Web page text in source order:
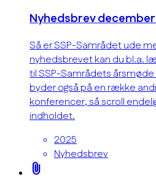
Nyhedsbrev
Så er SSP-Samrådet ude
nyhedsbrevet kan du bl.a.
til SSP-Samrådets
byder også på en række
konferencer, så scroll
indholdet.
2025
Nyhedsbrev
attach_file